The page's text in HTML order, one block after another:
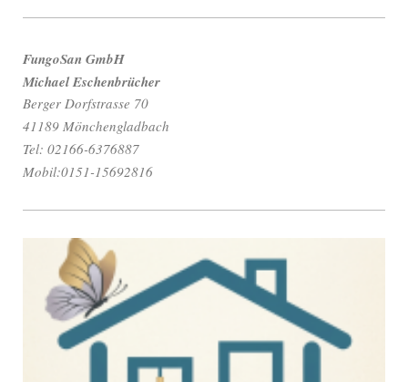
FungoSan GmbH
Michael Eschenbrücher
Berger Dorfstrasse 70
41189 Mönchengladbach
Tel: 02166-6376887
Mobil:0151-15692816